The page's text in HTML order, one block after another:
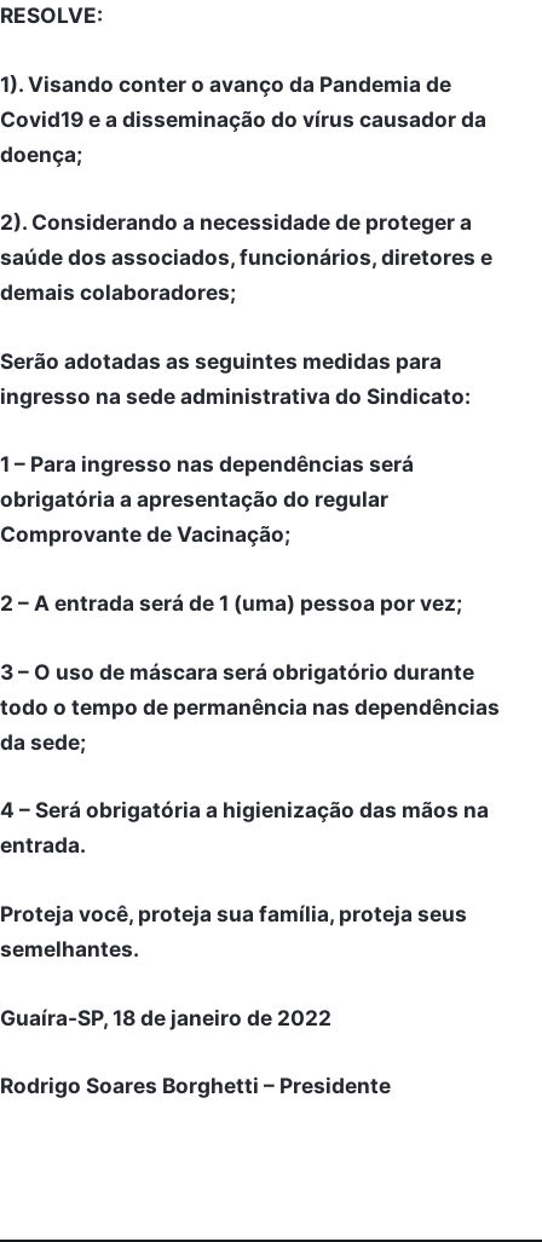
RESOLVE:
1). Visando conter o avanço da Pandemia de
Covid19 e a disseminação do vírus causador da
doença;
2). Considerando a necessidade de proteger a
saúde dos associados, funcionários, diretores e
demais colaboradores;
Serão adotadas as seguintes medidas para
ingresso na sede administrativa do Sindicato:
1 – Para ingresso nas dependências será
obrigatória a apresentação do regular
Comprovante de Vacinação;
2 – A entrada será de 1 (uma) pessoa por vez;
3 – O uso de máscara será obrigatório durante
todo o tempo de permanência nas dependências
da sede;
4 – Será obrigatória a higienização das mãos na
entrada.
Proteja você, proteja sua família, proteja seus
semelhantes.
Guaíra-SP, 18 de janeiro de 2022
Rodrigo Soares Borghetti – Presidente